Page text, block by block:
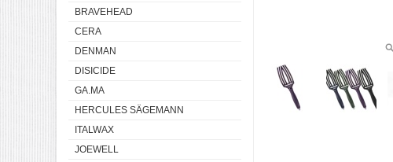
BRAVEHEAD
CERA
DENMAN
DISICIDE
GA.MA
HERCULES SÄGEMANN
ITALWAX
JOEWELL